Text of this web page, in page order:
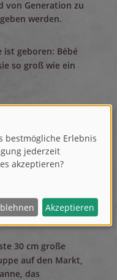
von Generation zu
werden.
ist geboren: Bébé
so groß wie ein
Calin, die genau
ein echtes Baby
Hunderte von
in Europa
30 cm große
auf den Markt,
das